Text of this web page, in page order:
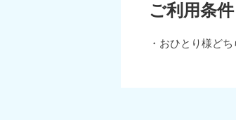
ご利用条
・おひとり様ど